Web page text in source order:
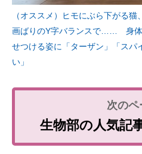
（オススメ）ヒモにぶら下がる猫
画ばりのY字バランスで…… 身体
せつける姿に「ターザン」「スパ
い」
生物部の人気記